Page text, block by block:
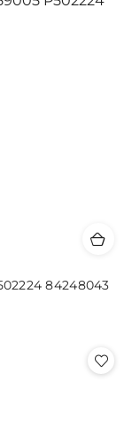
84248043